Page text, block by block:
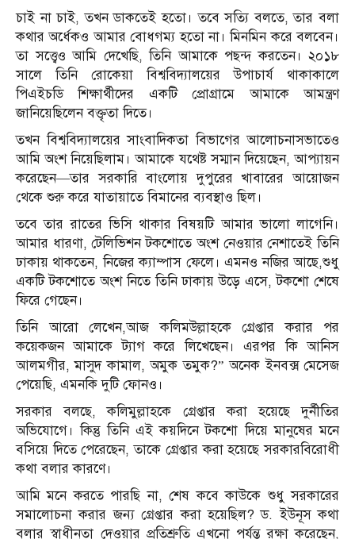
চাই না চাই, তখন ডাকতেই হতো। তবে সত্যি বলতে, তার বলা
কথার অর্ধেকও আমার বোধগম্য হতো না। মিনমিন করে বলবেন।
তা সত্ত্বেও আমি দেখেছি, তিনি আমাকে পছন্দ করতেন। ২০১৮
সালে তিনি রোকেয়া বিশ্ববিদ্যালয়ের উপাচার্য থাকাকালে
পিএইচডি শিক্ষার্থীদের একটি প্রোগ্রামে আমাকে আমন্ত্রণ
জানিয়েছিলেন বক্তৃতা দিতে।
তখন বিশ্ববিদ্যালয়ের সাংবাদিকতা বিভাগের আলোচনাসভাতেও
আমি অংশ নিয়েছিলাম। আমাকে যথেষ্ট সম্মান দিয়েছেন, আপ্যায়ন
করেছেন—তার সরকারি বাংলোয় দুপুরের খাবারের আয়োজন
থেকে শুরু করে যাতায়াতে বিমানের ব্যবস্থাও ছিল।
তবে তার রাতের ভিসি থাকার বিষয়টি আমার ভালো লাগেনি।
আমার ধারণা, টেলিভিশন টকশোতে অংশ নেওয়ার নেশাতেই তিনি
ঢাকায় থাকতেন, নিজের ক্যাম্পাস ফেলে। এমনও নজির আছে,শুধু
একটি টকশোতে অংশ নিতে তিনি ঢাকায় উড়ে এসে, টকশো শেষে
ফিরে গেছেন।
তিনি আরো লেখেন,আজ কলিমউল্লাহকে গ্রেপ্তার করার পর
কয়েকজন আমাকে ট্যাগ করে লিখেছেন। এরপর কি আনিস
আলমগীর, মাসুদ কামাল, অমুক তমুক?” অনেক ইনবক্স মেসেজ
পেয়েছি, এমনকি দুটি ফোনও।
সরকার বলছে, কলিমুল্লাহকে গ্রেপ্তার করা হয়েছে দুর্নীতির
অভিযোগে। কিন্তু তিনি এই কয়দিনে টকশো দিয়ে মানুষের মনে
বসিয়ে দিতে পেরেছেন, তাকে গ্রেপ্তার করা হয়েছে সরকারবিরোধী
কথা বলার কারণে।
আমি মনে করতে পারছি না, শেষ কবে কাউকে শুধু সরকারের
সমালোচনা করার জন্য গ্রেপ্তার করা হয়েছিল? ড. ইউনূস কথা
বলার স্বাধীনতা দেওয়ার প্রতিশ্রুতি এখনো পর্যন্ত রক্ষা করেছেন,